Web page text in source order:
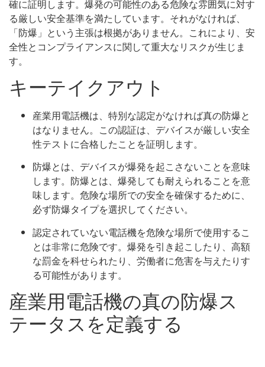
確に証明します。爆発の可能性のある危険な雰囲気に対す
る厳しい安全基準を満たしています。それがなければ、
「防爆」という主張は根拠がありません。これにより、安
全性とコンプライアンスに関して重大なリスクが生じま
す。
キーテイクアウト
産業用電話機は、特別な認定がなければ真の防爆と
はなりません。この認証は、デバイスが厳しい安全
性テストに合格したことを証明します。
防爆とは、デバイスが爆発を起こさないことを意味
します。防爆とは、爆発しても耐えられることを意
味します。危険な場所での安全を確保するために、
必ず防爆タイプを選択してください。
認定されていない電話機を危険な場所で使用するこ
とは非常に危険です。爆発を引き起こしたり、高額
な罰金を科せられたり、労働者に危害を与えたりす
る可能性があります。
産業用電話機の真の防爆ス
テータスを定義する